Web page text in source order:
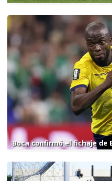
Boca confirmó el fichaje de